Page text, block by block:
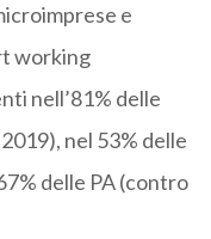
e
working
nell’81% delle
nel 53% delle
delle PA (contro